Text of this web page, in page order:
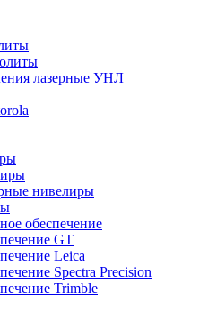
лазерные УНЛ
нивелиры
обеспечение
GT
Leica
Spectra Precision
Trimble